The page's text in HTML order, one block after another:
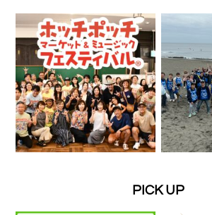
PICK UP